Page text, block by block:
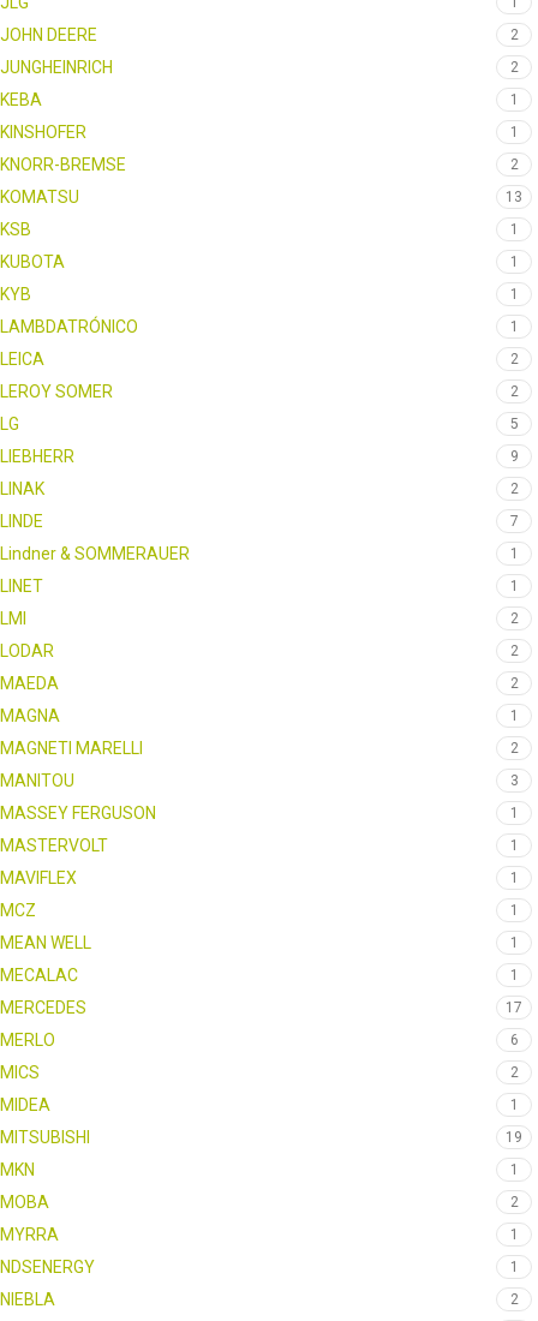
JOHN DEERE 2
JUNGHEINRICH 2
KEBA 1
KINSHOFER 1
KNORR-BREMSE 2
KOMATSU 13
KSB 1
KUBOTA 1
KYB 1
LAMBDATRÓNICO 1
LEICA 2
LEROY SOMER 2
LG 5
LIEBHERR 9
LINAK 2
LINDE 7
Lindner & SOMMERAUER 1
LINET 1
LMI 2
LODAR 2
MAEDA 2
MAGNA 1
MAGNETI MARELLI 2
MANITOU 3
MASSEY FERGUSON 1
MASTERVOLT 1
MAVIFLEX 1
MCZ 1
MEAN WELL 1
MECALAC 1
MERCEDES 17
MERLO 6
MICS 2
MIDEA 1
MITSUBISHI 19
MKN 1
MOBA 2
MYRRA 1
NDSENERGY 1
NIEBLA 2